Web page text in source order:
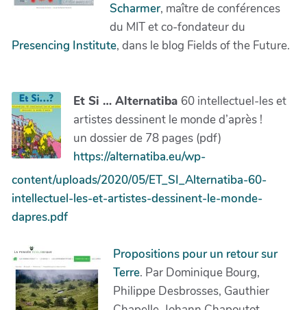
Scharmer, maître de conférences
du MIT et co-fondateur du
Presencing Institute, dans le blog Fields of the Future.
Et Si … Alternatiba 60 intellectuel-les et
artistes dessinent le monde d’après !
un dossier de 78 pages (pdf)
https://alternatiba.eu/wp-
content/uploads/2020/05/ET_SI_Alternatiba-60-
intellectuel-les-et-artistes-dessinent-le-monde-
dapres.pdf
Propositions pour un retour sur
Terre. Par Dominique Bourg,
Philippe Desbrosses, Gauthier